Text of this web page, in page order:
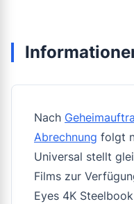
Nach
Abrechnung folgt
Universal stellt
Films zur
Eyes 4K